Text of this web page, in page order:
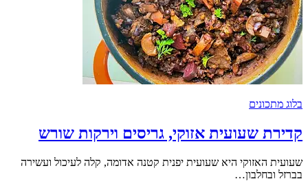
בלוג מתכונים
קדירת שעועית אזוקי, גריסים וירקות שורש
שעועית האזוקי היא שעועית יפנית קטנה אדומה, קלה לעיכול ועשירה
בברזל ובחלבון…